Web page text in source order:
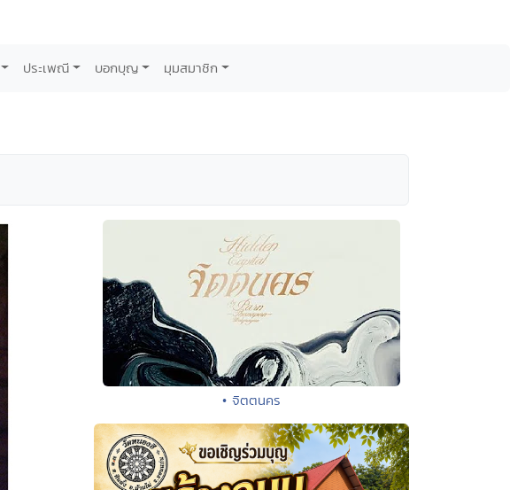
ประเพณี บอกบุญ มุมสมาชิก
• จิตตนคร